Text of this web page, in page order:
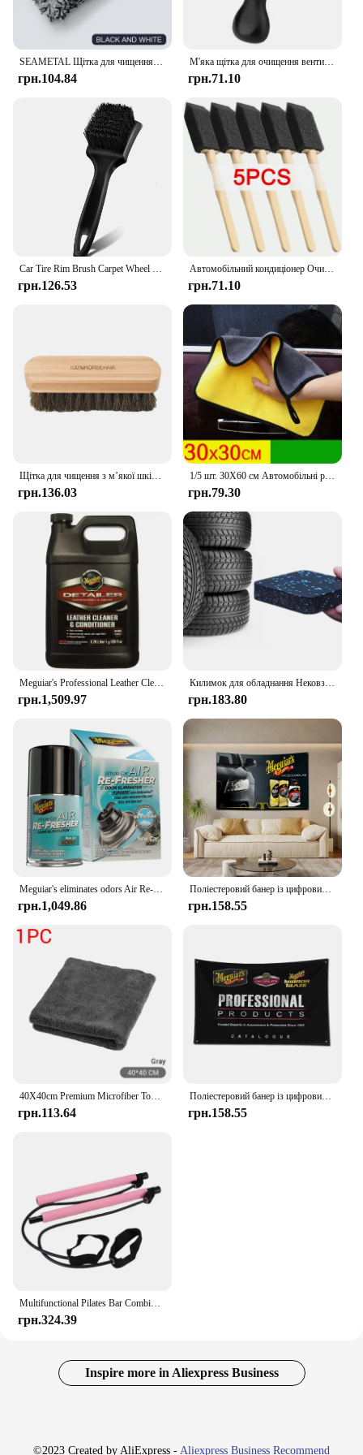
грн.104.84
М'яка щітка для очищення вентиляційних отворів автомобіля з оболонкою Інструмент для чищення салону автомобіля Штучна автомобільна щітка Автомобільна щілина для пилу Деталі автомобіля
грн.71.10
грн.126.53
Автомобільний кондиціонер Очищувач вентиляційних отворів Щітка для чищення Деталі Скраб Щітки Вихідна мийка Пилосос Видалення пилу Інструмент для чищення салону автомобіля
грн.71.10
грн.136.03
1/5 шт. 30X60 см Автомобільні рушники з мікрофібри Потовщені подвійні шари М’яка тканина для сушіння Рушник Догляд за автомобілем Деталізований рушник Ганчірки для миття
грн.79.30
грн.1,509.97
Килимок для обладнання Нековзкий килимок для бігової доріжки для велотренажера Килимок для гребного тренажера
грн.183.80
Meguiar's eliminates odors Air Re-Freshener
грн.1,049.86
Поліестеровий банер із цифровим друком із прапором Ft Meguiars для оформлення стін гаража з латунними втулками
грн.158.55
40X40cm Premium Microfiber Towels Car Care Washing Thicken Towel Car Detailing Drying Cloth Cleaning Tool Auto Wash Accessories
грн.113.64
Поліестеровий банер із цифровим друком із прапором Ft Meguiars для оформлення стін гаража з латунними втулками
грн.158.55
Multifunctional Pilates Bar Combination Fitness Bar Yoga Chest Expansion Tension Rope Back Trainer Elastic Rope Stretching Belt
грн.324.39
Inspire more in Aliexpress Business
©2023 Created by AliExpress - Aliexpress Business Recommend